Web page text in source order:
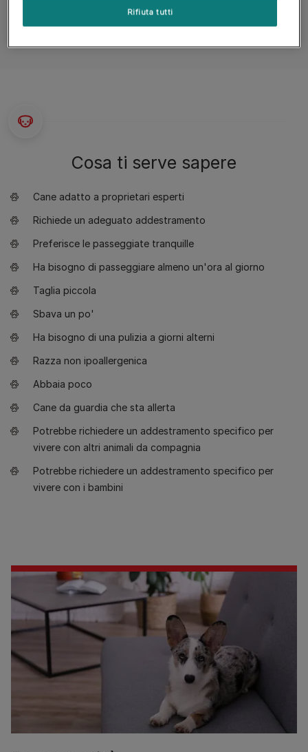
Cosa ti serve sapere
Cane adatto a proprietari esperti
Richiede un adeguato addestramento
Preferisce le passeggiate tranquille
Ha bisogno di passeggiare almeno un'ora al giorno
Taglia piccola
Sbava un po'
Ha bisogno di una pulizia a giorni alterni
Razza non ipoallergenica
Abbaia poco
Cane da guardia che sta allerta
Potrebbe richiedere un addestramento specifico per
vivere con altri animali da compagnia
Potrebbe richiedere un addestramento specifico per
vivere con i bambini
Rifiuta tutti